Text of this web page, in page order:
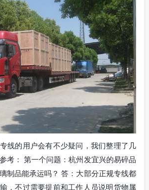
线的用户会有不少疑问，我们整理了几
考： 第一个问题：杭州发宜兴的易碎品
制品能承运吗？ 答：大部分正规专线都
，不过需要提前和工作人员说明货物属